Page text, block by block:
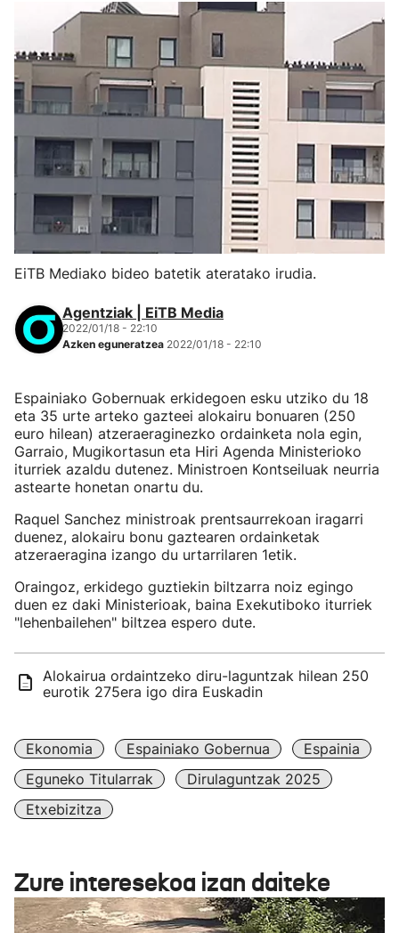
EiTB Mediako bideo batetik ateratako irudia.
Agentziak | EiTB Media
2022/01/18 - 22:10
Azken eguneratzea 2022/01/18 - 22:10
Espainiako Gobernuak erkidegoen esku utziko du 18
eta 35 urte arteko gazteei alokairu bonuaren (250
euro hilean) atzeraeraginezko ordainketa nola egin,
Garraio, Mugikortasun eta Hiri Agenda Ministerioko
iturriek azaldu dutenez. Ministroen Kontseiluak neurria
astearte honetan onartu du.
Raquel Sanchez ministroak prentsaurrekoan iragarri
duenez, alokairu bonu gaztearen ordainketak
atzeraeragina izango du urtarrilaren 1etik.
Oraingoz, erkidego guztiekin biltzarra noiz egingo
duen ez daki Ministerioak, baina Exekutiboko iturriek
"lehenbailehen" biltzea espero dute.
Alokairua ordaintzeko diru-laguntzak hilean 250
eurotik 275era igo dira Euskadin
Ekonomia Espainiako Gobernua
Espainia
Eguneko Titularrak
Dirulaguntzak 2025
Etxebizitza
Zure interesekoa izan daiteke